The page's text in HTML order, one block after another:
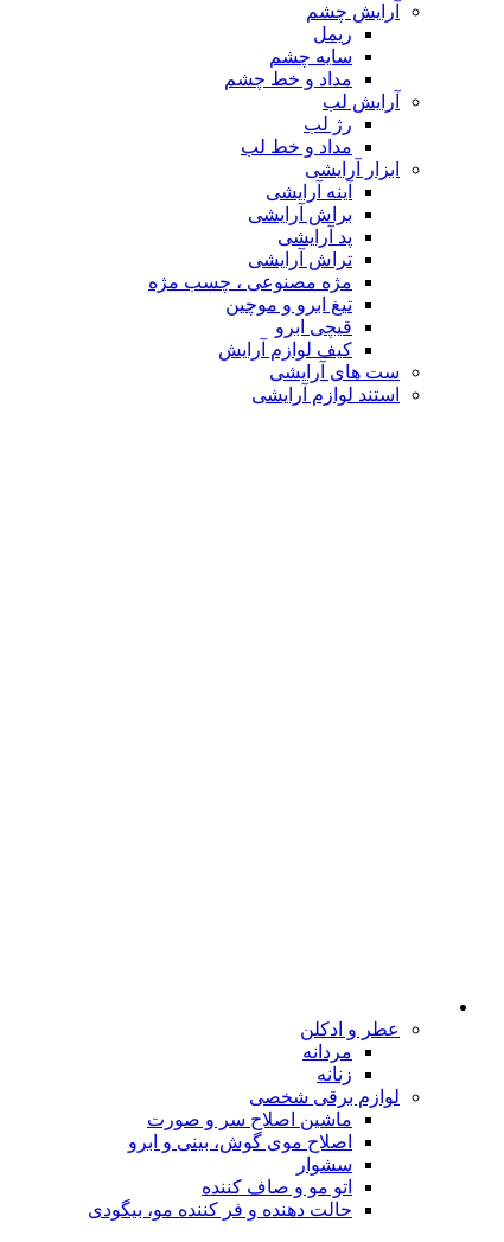
آرایش چشم
ریمل
سایه چشم
مداد و خط چشم
آرایش لب
رژ لب
مداد و خط لب
ابزار آرایشی
آینه آرایشی
براش آرایشی
پد آرایشی
تراش آرایشی
مژه مصنوعی ، چسب مژه
تیغ ابرو و موچین
قیچی ابرو
کیف لوازم آرایش
ست های آرایشی
استند لوازم آرایشی
عطر و ادکلن
مردانه
زنانه
لوازم برقی شخصی
ماشین اصلاح سر و صورت
اصلاح موی گوش، بینی و ابرو
سشوار
اتو مو و صاف کننده
حالت دهنده و فر کننده مو، بیگودی